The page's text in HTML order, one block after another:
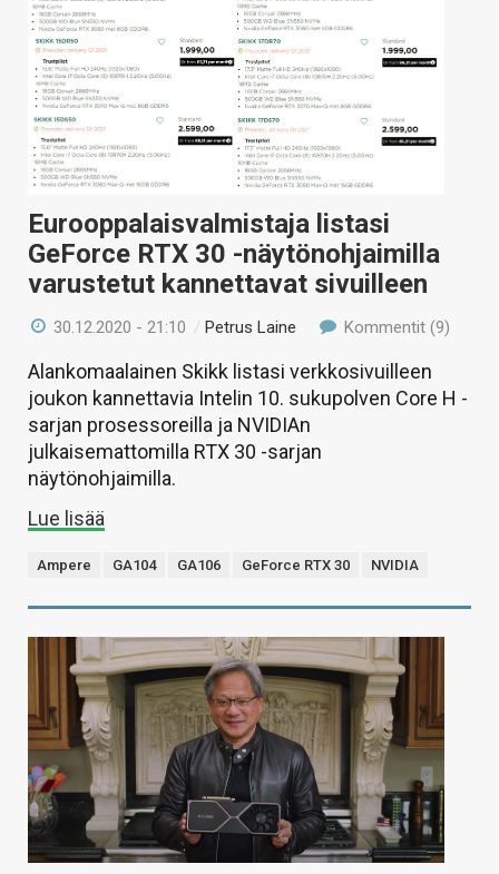
Eurooppalaisvalmistaja listasi
GeForce RTX 30 -näytönohjaimilla
varustetut kannettavat sivuilleen
30.12.2020 - 21:10 /Petrus Laine Kommentit (9)
Alankomaalainen Skikk listasi verkkosivuilleen
joukon kannettavia Intelin 10. sukupolven Core H -
sarjan prosessoreilla ja NVIDIAn
julkaisemattomilla RTX 30 -sarjan
näytönohjaimilla.
Lue lisää
Ampere GA104 GA106 GeForce RTX 30 NVIDIA